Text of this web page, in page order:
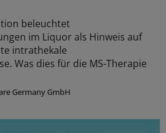
beleuchtet
im Liquor als Hinweis auf
intrathekale
Was dies für die MS-Therapie
Germany GmbH